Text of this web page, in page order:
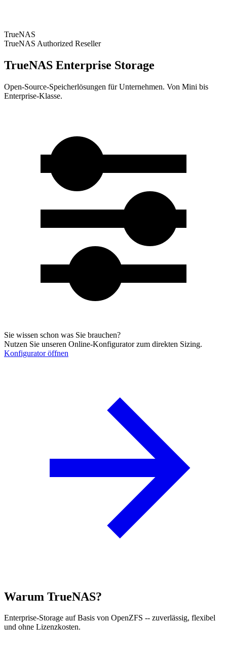
TrueNAS
TrueNAS Authorized Reseller
TrueNAS Enterprise Storage
Open-Source-Speicherlösungen für Unternehmen. Von Mini bis
Enterprise-Klasse.
Sie wissen schon was Sie brauchen?
Nutzen Sie unseren Online-Konfigurator zum direkten Sizing.
Konfigurator öffnen
Warum TrueNAS?
Enterprise-Storage auf Basis von OpenZFS -- zuverlässig, flexibel
und ohne Lizenzkosten.